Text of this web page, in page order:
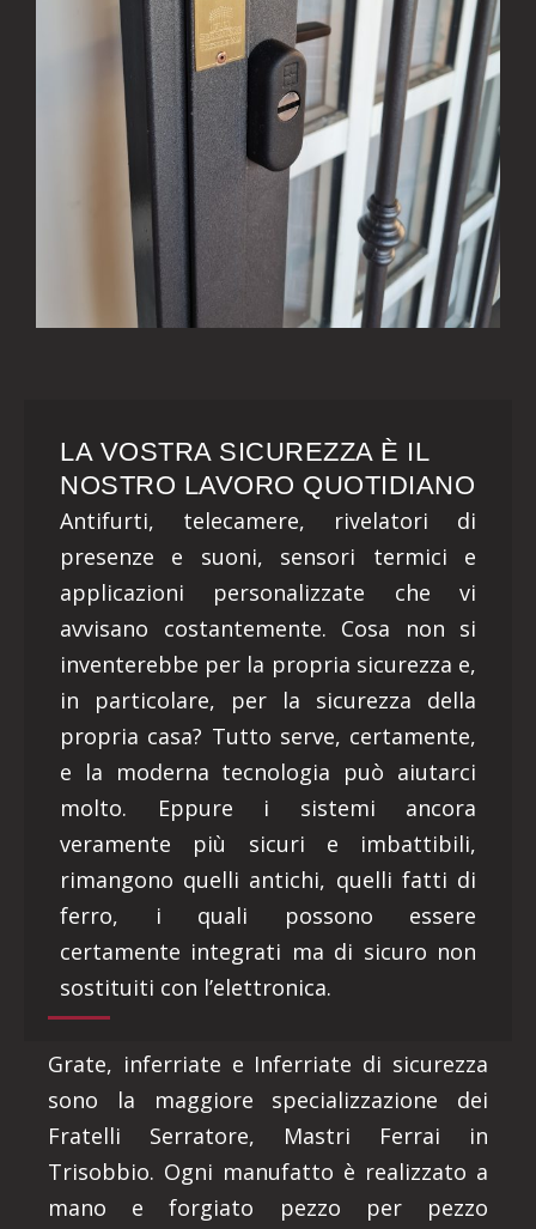
LA VOSTRA SICUREZZA È IL
NOSTRO LAVORO QUOTIDIANO
Antifurti, telecamere, rivelatori di
presenze e suoni, sensori termici e
applicazioni personalizzate che vi
avvisano costantemente. Cosa non si
inventerebbe per la propria sicurezza e,
in particolare, per la sicurezza della
propria casa? Tutto serve, certamente,
e la moderna tecnologia può aiutarci
molto. Eppure i sistemi ancora
veramente più sicuri e imbattibili,
rimangono quelli antichi, quelli fatti di
ferro, i quali possono essere
certamente integrati ma di sicuro non
sostituiti con l’elettronica.
Grate, inferriate e Inferriate di sicurezza
sono la maggiore specializzazione dei
Fratelli Serratore, Mastri Ferrai in
Trisobbio. Ogni manufatto è realizzato a
mano e forgiato pezzo per pezzo